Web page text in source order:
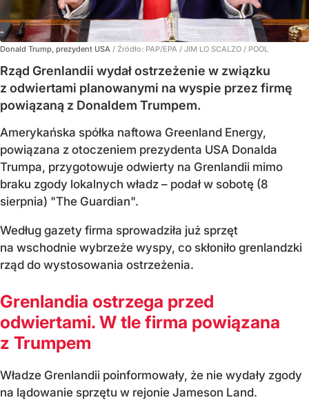
Donald Trump, prezydent USA / Źródło: PAP/EPA / JIM LO SCALZO / POOL
Rząd Grenlandii wydał ostrzeżenie w związku
z odwiertami planowanymi na wyspie przez firmę
powiązaną z Donaldem Trumpem.
Amerykańska spółka naftowa Greenland Energy,
powiązana z otoczeniem prezydenta USA Donalda
Trumpa, przygotowuje odwierty na Grenlandii mimo
braku zgody lokalnych władz – podał w sobotę (8
sierpnia) "The Guardian".
Według gazety firma sprowadziła już sprzęt
na wschodnie wybrzeże wyspy, co skłoniło grenlandzki
rząd do wystosowania ostrzeżenia.
Grenlandia ostrzega przed
odwiertami. W tle firma powiązana
z Trumpem
Władze Grenlandii poinformowały, że nie wydały zgody
na lądowanie sprzętu w rejonie Jameson Land.